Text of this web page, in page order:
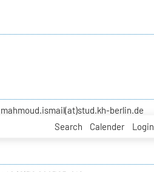
Search Calender Login
mahmoud.ismail(at)stud.kh-berlin.de